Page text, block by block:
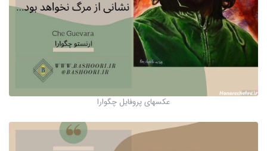
عکسهای پروفایل چگوارا